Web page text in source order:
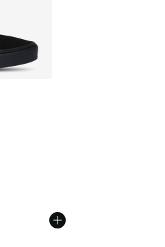
prix est passé de $95.00 à